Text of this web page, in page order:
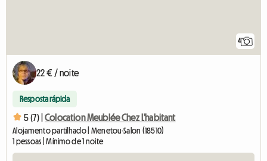
4
22 € / noite
Resposta rápida
5 (7) | Colocation Meublée Chez L'habitant
Alojamento partilhado | Menetou-Salon (18510)
1 pessoas | Mínimo de 1 noite